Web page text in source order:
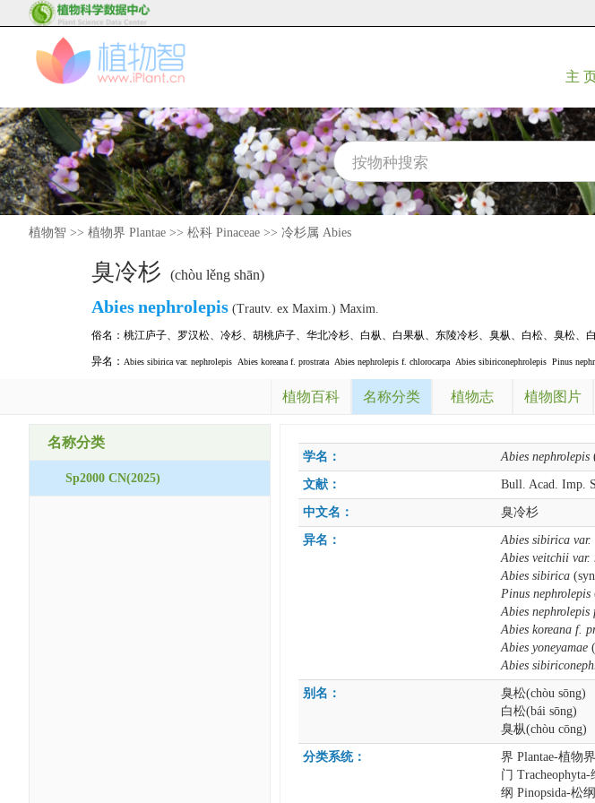
主
植物智 >> 植物界 Plantae >> 松科 Pinaceae >> 冷杉属 Abies
臭冷杉 (chòu lěng shān)
Abiesnephrolepis (Trautv. ex Maxim.) Maxim.
俗名： 桃江庐子、 罗汉松、 冷杉、 胡桃庐子、 华北冷杉、 白枞、 白果枞、 东陵冷杉、 臭枞、 白松、 臭松、
异名： Abies sibirica var. nephrolepis Abies koreana f. prostrata Abies nephrolepis f. chlorocarpa Abies sibiriconephrolepis Pinus
植物百科 名称分类 植物志 植物图片
名称分类
Sp2000 CN(2025)
学名： Abies nephrolepis
文献： Bull. Acad. Imp.
中文名： 臭冷杉
异名： Abies sibirica var.
Abies veitchii var.
Abies sibirica
Pinus nephrolepis
Abies
Abies koreana f.
Abies yoneyamae
Abies
别名：
臭松(chòu sōng)
白松(bái sōng)
臭枞(chòu cōng)
分类系统：
界 Plantae-植物
门
纲 Pinopsida-松